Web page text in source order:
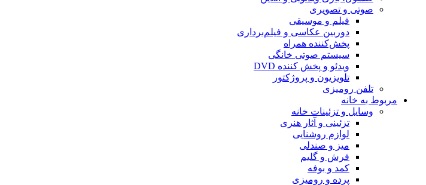
صوتی و تصویری
فیلم و موسیقی
دوربین عکاسی و فیلم‌برداری
پخش‌کننده همراه
سیستم صوتی خانگی
ویدئو و پخش کننده DVD
تلویزیون و پروژکتور
تلفن رومیزی
مربوط به خانه
وسایل و تزئینات خانه
تزئینی و آثار هنری
لوازم روشنایی
میز و صندلی
فرش و گلیم
کمد و بوفه
پرده و رومیزی